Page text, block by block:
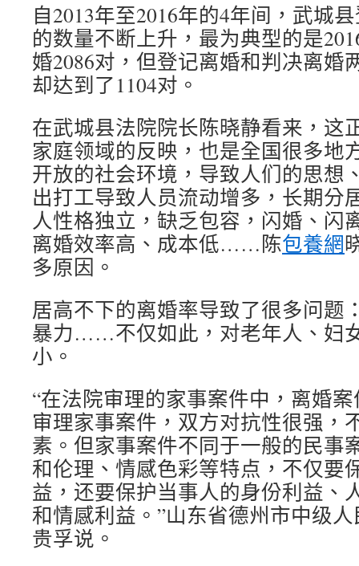
自2013年至2016年的4年间，武城
的数量不断上升，最为典型的是
婚2086对，但登记离婚和判决离婚
却达到了1104对。
在武城县法院院长陈晓静看来，这
家庭领域的反映，也是全国很多地
开放的社会环境，导致人们的思想
出打工导致人员流动增多，长期分
人性格独立，缺乏包容，闪婚、闪
离婚效率高、成本低……陈包養網
多原因。
居高不下的离婚率导致了很多问题
暴力……不仅如此，对老年人、妇
小。
“在法院审理的家事案件中，离婚
审理家事案件，双方对抗性很强，
素。但家事案件不同于一般的民事
和伦理、情感色彩等特点，不仅要
益，还要保护当事人的身份利益、
和情感利益。”山东省德州市中级
贵孚说。